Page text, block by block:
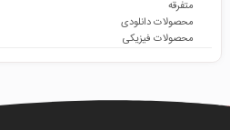
متفرقه
محصولات دانلودی
محصولات فیزیکی